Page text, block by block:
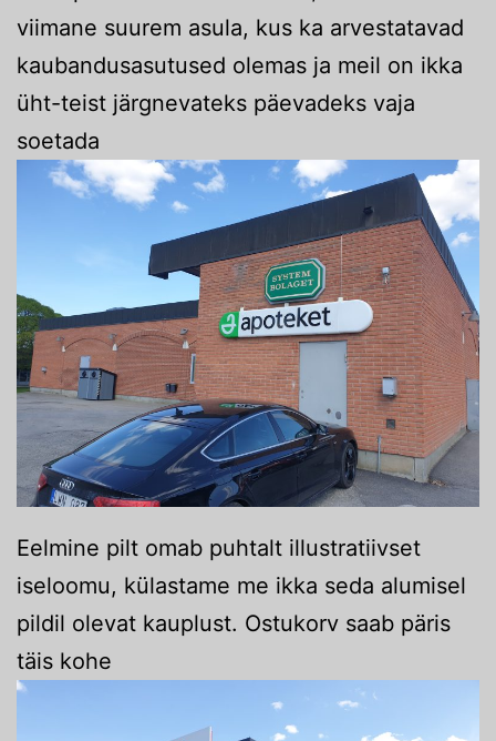
viimane suurem asula, kus ka arvestatavad
kaubandusasutused olemas ja meil on ikka
üht-teist järgnevateks päevadeks vaja
soetada
Eelmine pilt omab puhtalt illustratiivset
iseloomu, külastame me ikka seda alumisel
pildil olevat kauplust. Ostukorv saab päris
täis kohe